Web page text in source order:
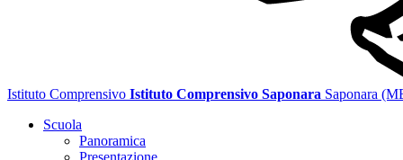
Istituto Comprensivo Istituto Comprensivo Saponara Saponara
Scuola
Panoramica
Presentazione